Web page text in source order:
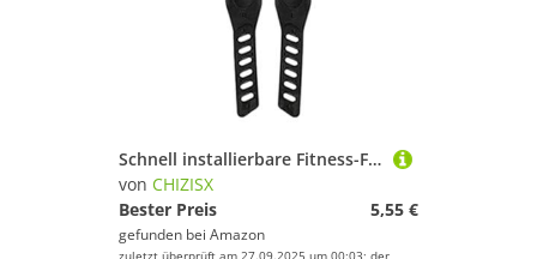
Schnell installierbare Fitness-Fahrradpedalriemen, Fußbänder, universal, Heimtrainer, Fußriemen, Fahrräder, Pedale, Ersatzgurt, verstellbarer Fußhaltegurt
von CHIZISX
Bester Preis
5,55 €
gefunden bei Amazon
zuletzt überprüft am 27.09.2025 um 00:03; der